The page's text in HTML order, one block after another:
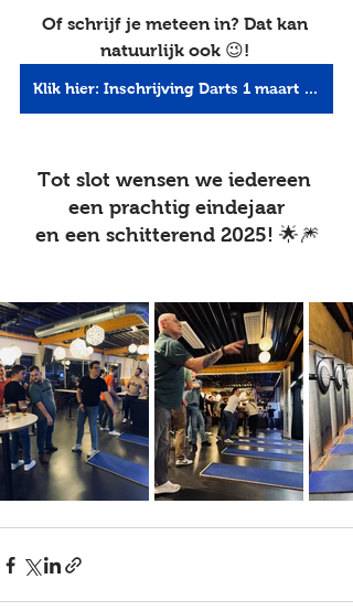
Of schrijf je meteen in? Dat kan
natuurlijk ook 😉!
Klik hier: Inschrijving Darts 1 maart 2025
Tot slot wensen we iedereen
een prachtig eindejaar
en een schitterend 2025! 🌟🎆